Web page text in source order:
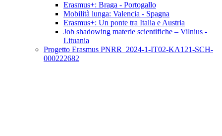
Erasmus+: Braga - Portogallo
Mobilità lunga: Valencia - Spagna
Erasmus+: Un ponte tra Italia e Austria
Job shadowing materie scientifiche – Vilnius -
Lituania
Progetto Erasmus PNRR_2024-1-IT02-KA121-SCH-
000222682